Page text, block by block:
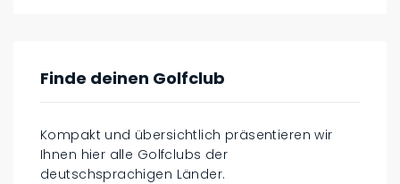
Finde deinen Golfclub
Kompakt und übersichtlich präsentieren wir
Ihnen hier alle Golfclubs der
deutschsprachigen Länder.